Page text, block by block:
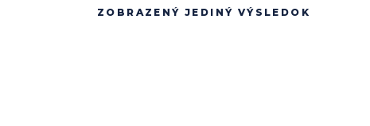
ZOBRAZENÝ JEDINÝ VÝSLEDOK